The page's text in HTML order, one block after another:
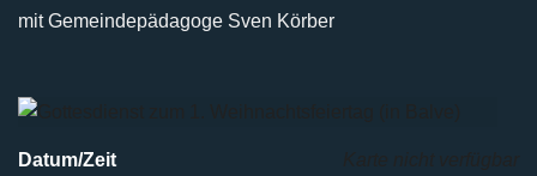
mit Gemeindepädagoge Sven Körber
Datum/Zeit